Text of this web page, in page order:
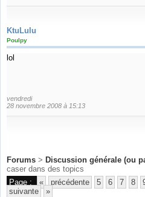
KtuLulu
Poulpy
lol
vendredi
28 novembre 2008 à 15:13
Forums > Discussion générale (ou
caser dans des topics
Page :
« précédente 5 6 7 8
suivante
»